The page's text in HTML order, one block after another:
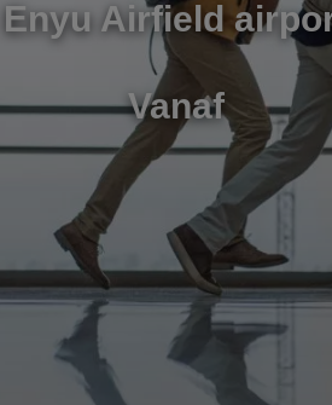
Enyu Airfield
Vanaf